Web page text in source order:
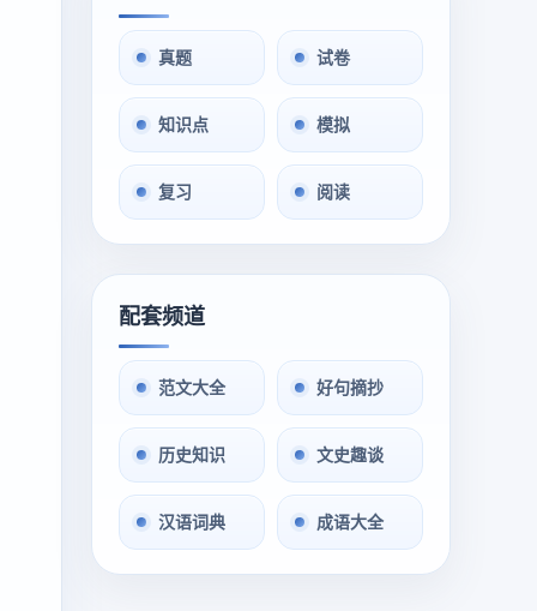
真题 试卷
知识点 模拟
复习 阅读
配套频道
范文大全 好句摘抄
历史知识 文史趣谈
汉语词典 成语大全